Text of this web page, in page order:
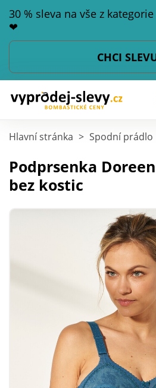
30 % sleva na vše z
❤
CHCI
Hlavní stránka > Spodní prádlo
Podprsenka
bez kostic